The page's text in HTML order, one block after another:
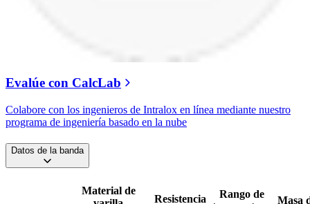
Evalúe con CalcLab
Colabore con los ingenieros de Intralox en línea mediante nuestro
programa de ingeniería basado en la nube
Datos de la banda
Material de
Resistencia
Rango de
Masa